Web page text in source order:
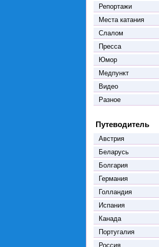
Репортажи
Места катания
Слалом
Пресса
Юмор
Медпункт
Видео
Разное
Путеводитель
Австрия
Беларусь
Болгария
Германия
Голландия
Испания
Канада
Португалия
Россия